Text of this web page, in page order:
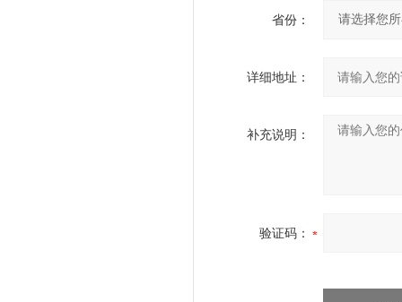
省份：
详细地址：
补充说明：
验证码：